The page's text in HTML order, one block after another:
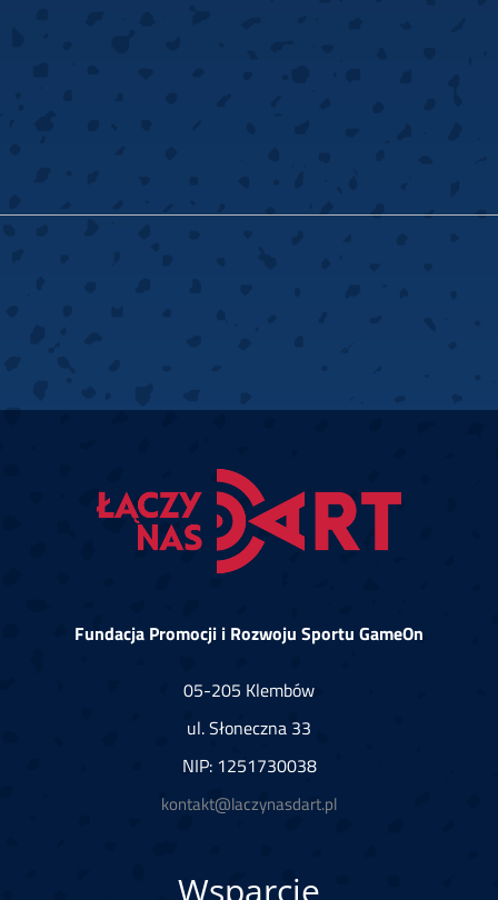
Fundacja Promocji i Rozwoju Sportu GameOn
05-205 Klembów
ul. Słoneczna 33
NIP: 1251730038
kontakt@laczynasdart.pl